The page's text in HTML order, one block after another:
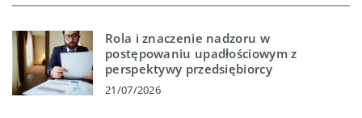
Rola i znaczenie nadzoru w
postępowaniu upadłościowym z
perspektywy przedsiębiorcy
21/07/2026